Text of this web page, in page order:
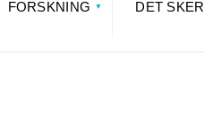
FORSKNING DET SKER